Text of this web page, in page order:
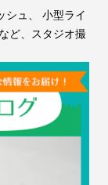
シュ、 小型ライ
ど、スタジオ撮